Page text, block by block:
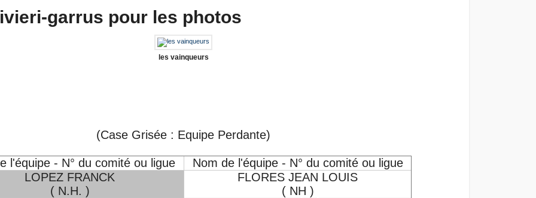
garrus pour les photos
les vainqueurs
(Case Grisée : Equipe Perdante)
l'équipe - N° du comité ou ligue
Nom de l'équipe - N° du comité ou ligue
LOPEZ FRANCK
( N.H. )
FLORES JEAN LOUIS
( NH )